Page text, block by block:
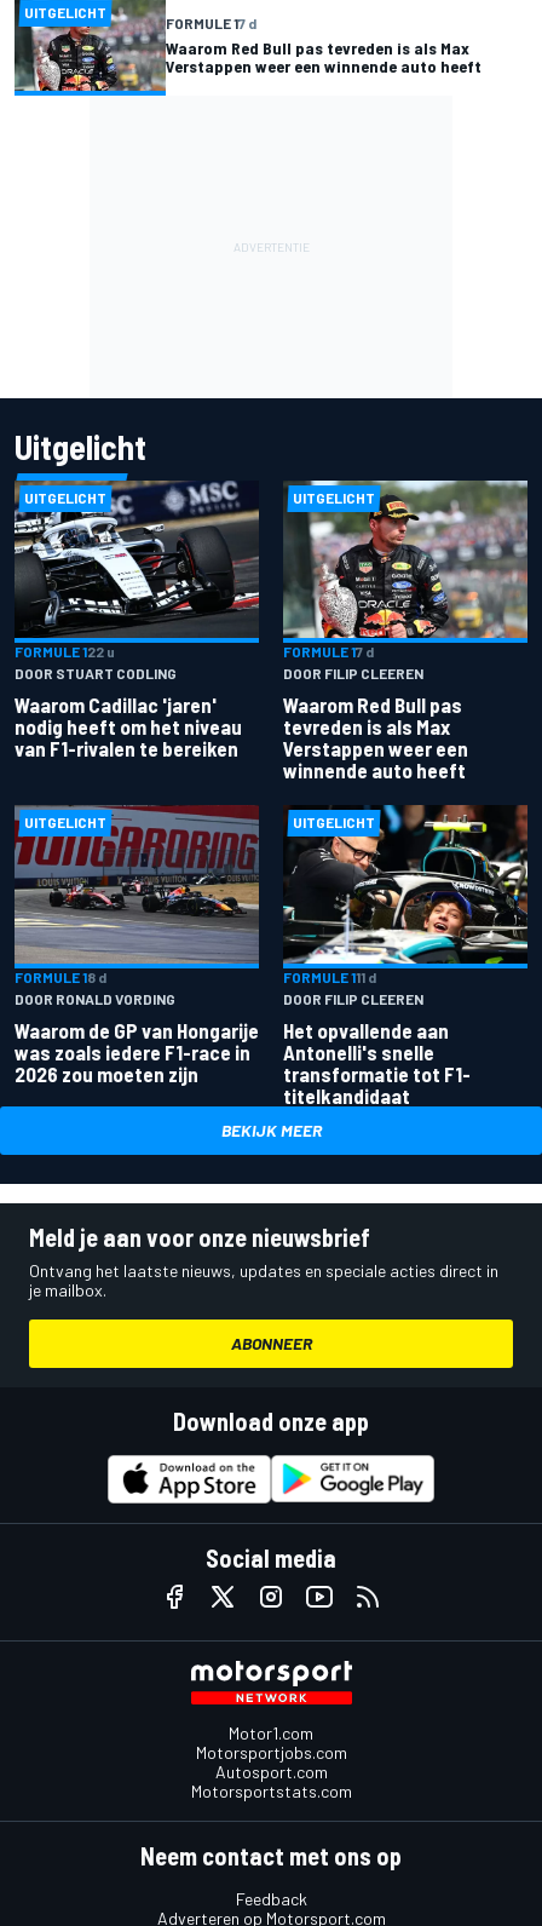
UITGELICHT
FORMULE 17 d
Waarom Red Bull pas tevreden is als Max
Verstappen weer een winnende auto heeft
Uitgelicht
UITGELICHT
FORMULE 122 u
DOOR STUART CODLING
Waarom Cadillac 'jaren'
nodig heeft om het niveau
van F1-rivalen te bereiken
UITGELICHT
FORMULE 17 d
DOOR FILIP CLEEREN
Waarom Red Bull pas
tevreden is als Max
Verstappen weer een
winnende auto heeft
UITGELICHT
FORMULE 18 d
DOOR RONALD VORDING
Waarom de GP van Hongarije
was zoals iedere F1-race in
2026 zou moeten zijn
UITGELICHT
FORMULE 111 d
DOOR FILIP CLEEREN
Het opvallende aan
Antonelli's snelle
transformatie tot F1-
titelkandidaat
BEKIJK MEER
Meld je aan voor onze nieuwsbrief
Ontvang het laatste nieuws, updates en speciale acties direct in
je mailbox.
ABONNEER
Download onze app
Social media
Motor1.com
Motorsportjobs.com
Autosport.com
Motorsportstats.com
Neem contact met ons op
Feedback
Adverteren op Motorsport.com